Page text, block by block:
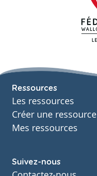
Ressources
Les ressources
Créer une ressource
Mes ressources
Suivez-nous